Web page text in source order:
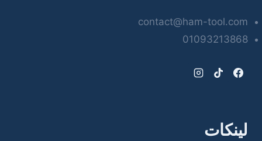
contact@ham-tool.com
01093213868
لينكات